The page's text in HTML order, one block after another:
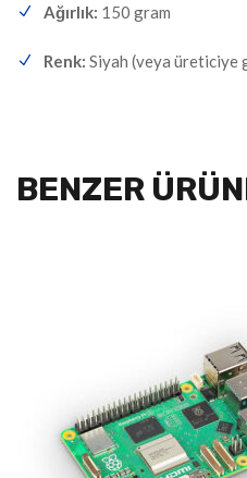
Ağırlık: 150 gram
Renk: Siyah (veya üreticiye
BENZER